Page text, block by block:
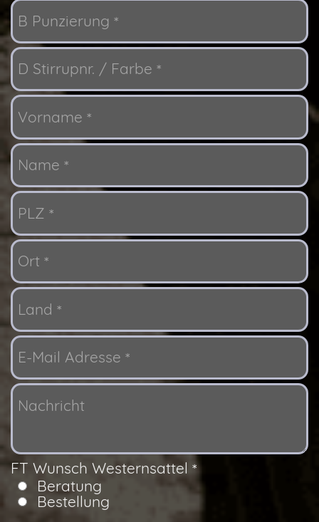
B Punzierung *
D Stirrupnr. / Farbe *
Vorname *
Name *
PLZ *
Ort *
Land *
E-Mail Adresse *
Nachricht
FT Wunsch Westernsattel *
Beratung
Bestellung